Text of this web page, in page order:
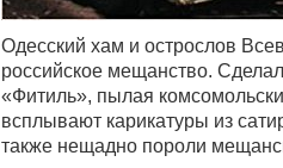
Одесский хам и острослов
российское мещанство.
«Фитиль», пылая
всплывают карикатуры из
также нещадно пороли